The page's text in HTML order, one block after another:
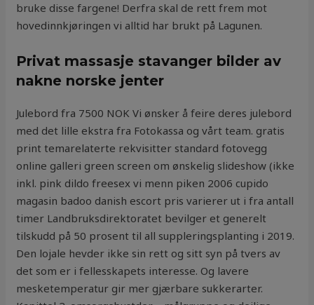
bruke disse fargene! Derfra skal de rett frem mot
hovedinnkjøringen vi alltid har brukt på Lagunen.
Privat massasje stavanger bilder av
nakne norske jenter
Julebord fra 7500 NOK Vi ønsker å feire deres julebord
med det lille ekstra fra Fotokassa og vårt team. gratis
print temarelaterte rekvisitter standard fotovegg
online galleri green screen om ønskelig slideshow (ikke
inkl. pink dildo freesex vi menn piken 2006 cupido
magasin badoo danish escort pris varierer ut i fra antall
timer Landbruksdirektoratet bevilger et generelt
tilskudd på 50 prosent til all suppleringsplanting i 2019.
Den lojale hevder ikke sin rett og sitt syn på tvers av
det som er i fellesskapets interesse. Og lavere
mesketemperatur gir mer gjærbare sukkerarter.